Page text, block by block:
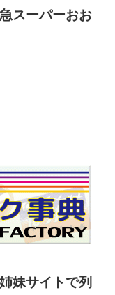
急スーパーおお
妹サイトで列